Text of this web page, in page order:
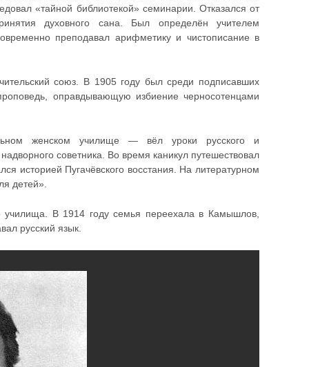
«тайной библиотекой» семинарии. Отказался от
духовного сана. Был определён учителем
преподавал арифметику и чистописание в
союз. В 1905 году был среди подписавших
оправдывающую избиение черносотенцами
женском училище — вёл уроки русского и
советника. Во время каникул путешествовал
историей Пугачёвского восстания. На литературном
детей».
училища. В 1914 году семья переехала в Камышлов,
русский язык.